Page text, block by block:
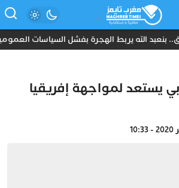
بنعبد الله يربط الهجرة بفشل السياسات
يستعد لمواجهة إفريقيا